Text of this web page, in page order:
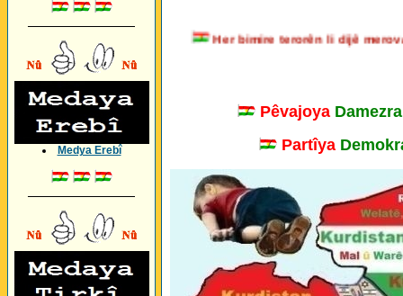
Medya Erebî
Her bimire terorên li dijê
Pêvajoya
Partîya